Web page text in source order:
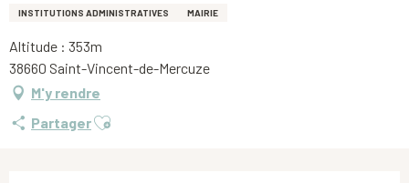
INSTITUTIONS ADMINISTRATIVES MAIRIE
Altitude : 353m
38660 Saint-Vincent-de-Mercuze
M'y rendre
PartagerAjouter aux favoris